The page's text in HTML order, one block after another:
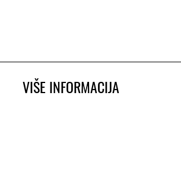
VIŠE INFORMACIJA